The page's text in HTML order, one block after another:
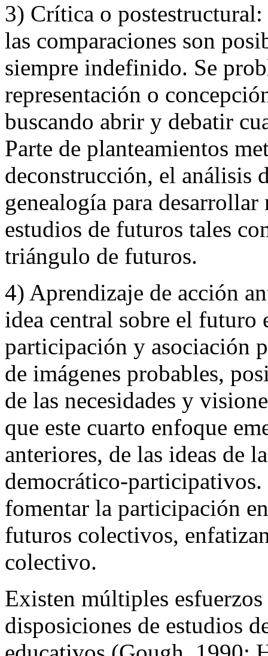
3) Crítica o
las comparaciones son
siempre indefinido. Se
representación o
buscando abrir y debatir
Parte de planteamientos
deconstrucción, el análisis
genealogía para
estudios de futuros tales
triángulo de futuros.
4) Aprendizaje de acción
idea central sobre el futuro
participación y asociación
de imágenes probables,
de las necesidades y
que este cuarto enfoque
anteriores, de las ideas de
democrático-
fomentar la participación
futuros colectivos,
colectivo.
Existen múltiples
disposiciones de estudios